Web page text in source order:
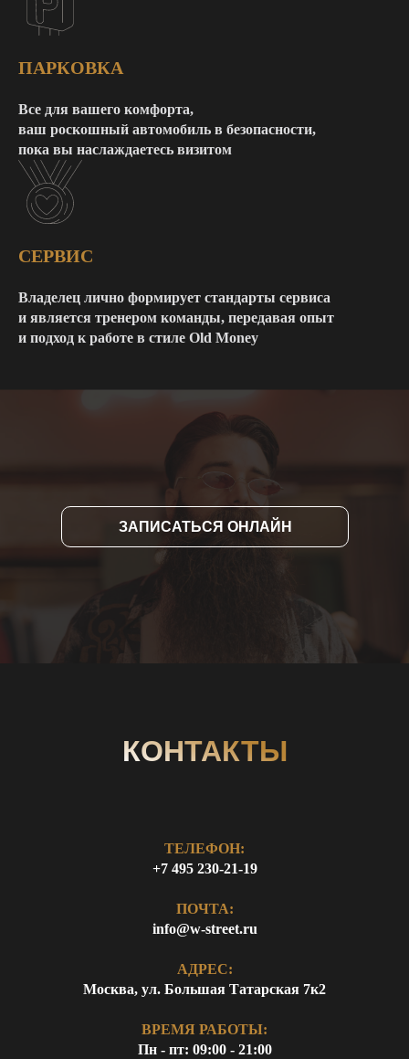
ПАРКОВКА
Все для вашего комфорта,
ваш роскошный автомобиль в безопасности,
пока вы наслаждаетесь визитом
СЕРВИС
Владелец лично формирует стандарты сервиса
и является тренером команды, передавая опыт
и подход к работе в стиле Old Money
ЗАПИСАТЬСЯ ОНЛАЙН
КОНТАКТЫ
ТЕЛЕФОН:
+7 495 230-21-19
ПОЧТА:
info@w-street.ru
АДРЕС:
Москва, ул. Большая Татарская 7к2
ВРЕМЯ РАБОТЫ:
Пн - пт: 09:00 - 21:00